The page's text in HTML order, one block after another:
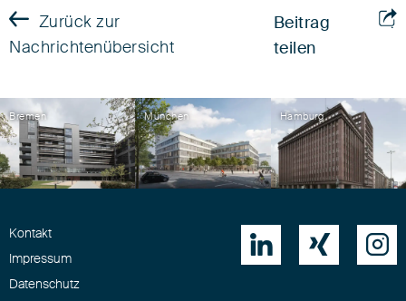
Zurück zur
Nachrichtenübersicht
Beitrag
teilen
Bremen München Hamburg
Kontakt
Impressum
Datenschutz
  